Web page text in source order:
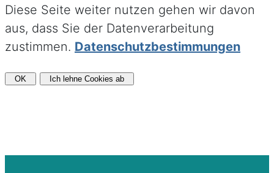
Diese Seite weiter nutzen gehen wir davon
aus, dass Sie der Datenverarbeitung
zustimmen. Datenschutzbestimmungen
OK Ich lehne Cookies ab